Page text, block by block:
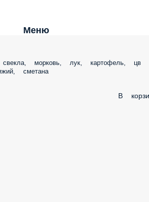
Меню
свекла, морковь, лук, картофель, цв
сметана
В